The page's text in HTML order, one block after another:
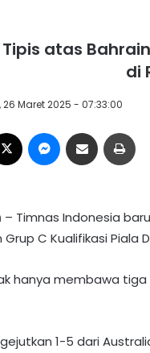
atas
di
26 Maret 2025 - 07:33:00
Messenger
Share via Email
– Timnas Indonesia
C Kualifikasi Piala
hanya membawa
1-5 dari